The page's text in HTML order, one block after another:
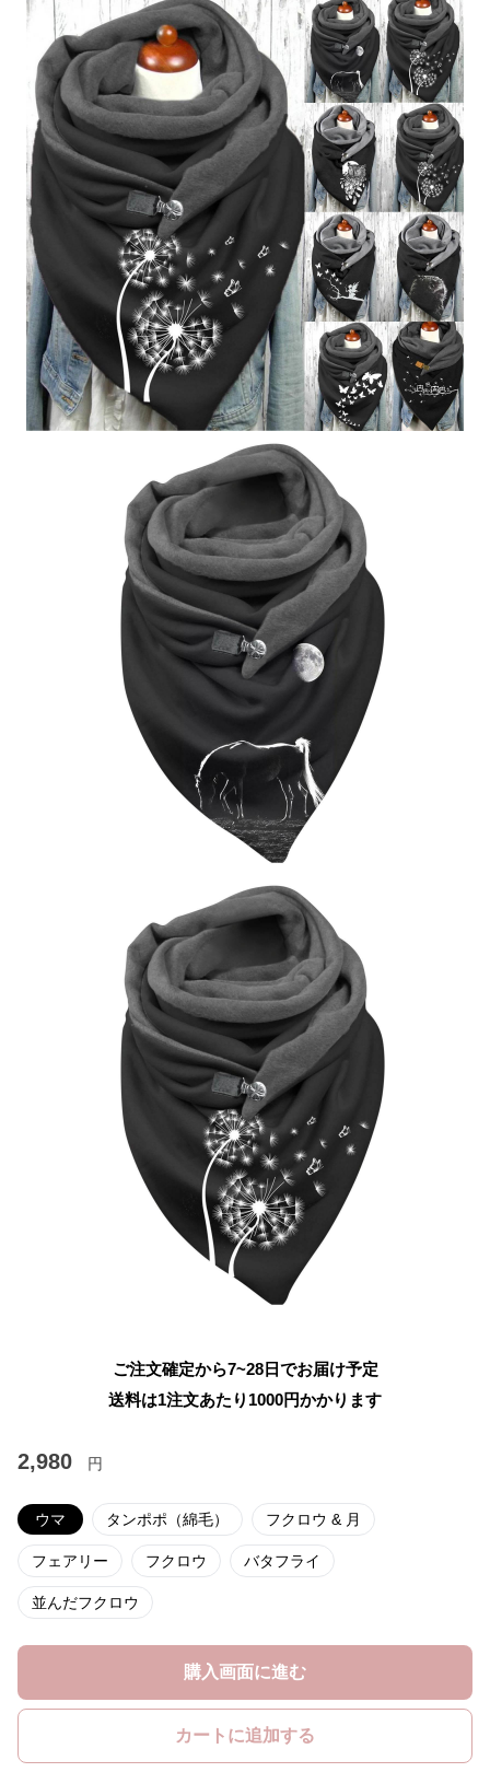
ご注文確定から7~28日でお届け予定
送料は1注文あたり 1000円かかります
2,980 円
ウマ タンポポ（綿毛） フクロウ & 月
フェアリー フクロウ バタフライ
並んだフクロウ
購入画面に進む
カートに追加する